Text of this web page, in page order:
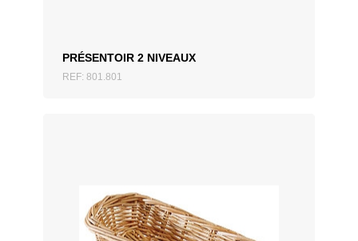
PRÉSENTOIR 2 NIVEAUX
REF: 801.801